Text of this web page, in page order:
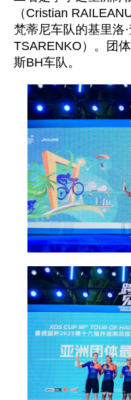
（Cristian
梵蒂尼车队的基里洛
TSARENKO）。团
斯BH车队。